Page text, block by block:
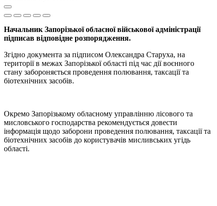
Начальник Запорізької обласної військової адміністрації
підписав відповідне розпорядження.
Згідно документа за підписом Олександра Старуха, на
території в межах Запорізької області під час дії воєнного
стану забороняється проведення полювання, таксації та
біотехнічних засобів.
Окремо Запорізькому обласному управлінню лісового та
мисловського господарства рекомендується довести
інформація щодо заборони проведення полювання, таксації та
біотехнічних засобів до користувачів мисливських угідь
області.